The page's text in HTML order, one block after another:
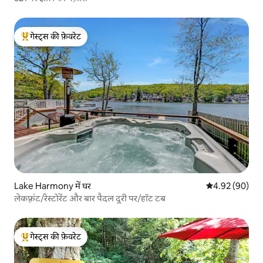
गेस्ट्स का टॉप फ़ेवरेट
गेस्ट्स की फ़ेवरेट
Lake Harmony में घर औसत रेटिंग 5 में
4.92 (90)
लेकफ़्रंट/रेस्टोरेंट और बार पैदल दूरी पर/हॉट टब
गेस्ट्स का टॉप फ़ेवरेट
गेस्ट्स की फ़ेवरेट